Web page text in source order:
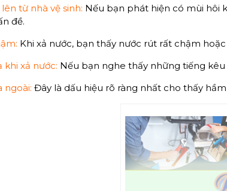
từ nhà vệ sinh: Nếu bạn phát hiện có mùi hôi
đề.
Khi xả nước, bạn thấy nước rút rất chậm
khi xả nước: Nếu bạn nghe thấy những tiếng
ngoài: Đây là dấu hiệu rõ ràng nhất cho thấy